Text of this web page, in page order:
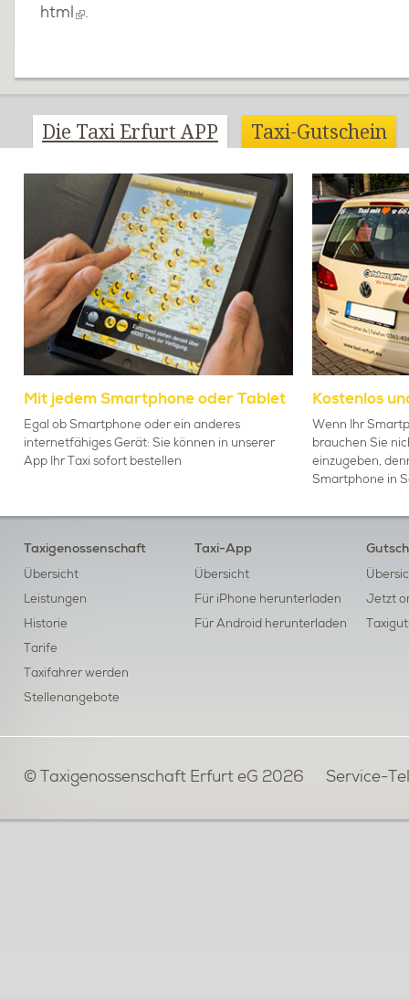
html
.
Die Taxi Erfurt APP Taxi-Gutschein
Mit jedem Smartphone oder Tablet
Egal ob Smartphone oder ein anderes
internetfähiges Gerät: Sie können in unserer
App Ihr Taxi sofort bestellen
Kostenlos
Wenn Ihr
brauchen Sie
einzugeben,
Smartphone in
Taxigenossenschaft
Übersicht
Leistungen
Historie
Tarife
Taxifahrer werden
Stellenangebote
Taxi-App
Übersicht
Für iPhone herunterladen
Für Android herunterladen
Jetzt
© Taxigenossenschaft Erfurt eG 2026 Service-